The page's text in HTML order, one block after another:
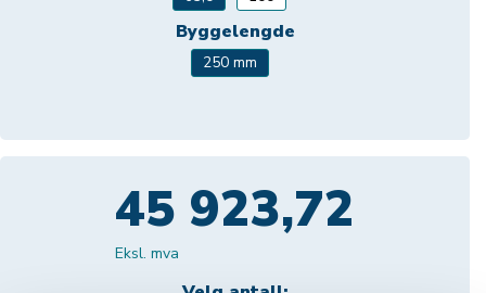
Byggelengde
250 mm
45 923,72
Eksl. mva